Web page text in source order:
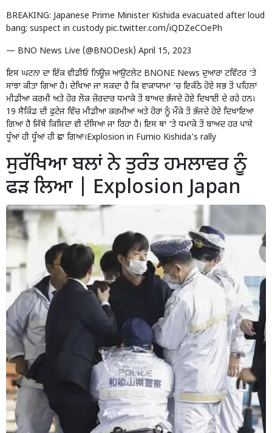
BREAKING: Japanese Prime Minister Kishida evacuated after loud
bang; suspect in custody pic.twitter.com/iQDZeCOePh
— BNO News Live (@BNODesk) April 15, 2023
ਇਸ ਘਟਨਾ ਦਾ ਇੱਕ ਵੀਡੀਓ ਨਿਊਜ਼ ਆਉਟਲੇਟ BNONE News ਦੁਆਰਾ ਟਵਿੱਟਰ ‘ਤੇ
ਸਾਂਝਾ ਕੀਤਾ ਗਿਆ ਹੈ। ਦੇਖਿਆ ਜਾ ਸਕਦਾ ਹੈ ਕਿ ਵਾਕਾਯਾਮਾ ‘ਚ ਇਕੱਠੇ ਹੋਏ ਸਭ ਤੋਂ ਪਹਿਲਾਂ
ਮੀਡੀਆ ਕਰਮੀ ਅਤੇ ਹੋਰ ਲੋਕ ਜ਼ੋਰਦਾਰ ਧਮਾਕੇ ਤੋਂ ਬਾਅਦ ਭੱਜਦੇ ਹੋਏ ਦਿਖਾਈ ਦੇ ਰਹੇ ਹਨ।
19 ਸੈਕਿੰਡ ਦੀ ਫੁਟੇਜ ਵਿੱਚ ਮੀਡੀਆ ਕਰਮੀਆਂ ਅਤੇ ਹੋਰਾਂ ਨੂੰ ਮੌਕੇ ਤੋਂ ਭੱਜਦੇ ਹੋਏ ਦਿਖਾਇਆ
ਗਿਆ ਹੈ ਜਿੱਥੇ ਕਿਸ਼ਿਦਾ ਵੀ ਦੱਸਿਆ ਜਾ ਰਿਹਾ ਹੈ। ਇਸ ਥਾਂ ‘ਤੇ ਧਮਾਕੇ ਤੋਂ ਬਾਅਦ ਹਰ ਪਾਸੇ
ਧੂੰਆਂ ਹੀ ਧੂੰਆਂ ਹੀ ਛਾ ਗਿਆ।Explosion in Fumio Kishida’s rally
ਸੁਰੱਖਿਆ ਬਲਾਂ ਨੇ ਤੁਰੰਤ ਹਮਲਾਵਰ ਨੂੰ
ਫੜ ਲਿਆ | Explosion Japan